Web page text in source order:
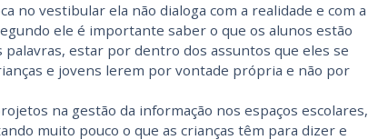
no vestibular ela não dialoga com a realidade e com a
ele é importante saber o que os alunos estão
estar por dentro dos assuntos que eles se
e jovens lerem por vontade própria e não por
na gestão da informação nos espaços escolares,
muito pouco o que as crianças têm para dizer e